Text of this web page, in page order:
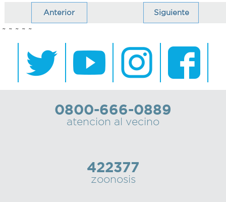
Anterior Siguiente
~ ~ ~ ~ ~
0800-666-0889
atencion al vecino
422377
zoonosis